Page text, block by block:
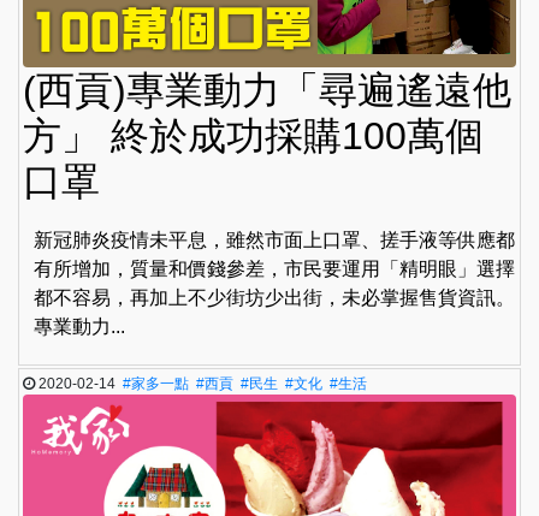
(西貢)專業動力「尋遍遙遠他
方」 終於成功採購100萬個
口罩
新冠肺炎疫情未平息，雖然市面上口罩、搓手液等供應都
有所增加，質量和價錢參差，市民要運用「精明眼」選擇
都不容易，再加上不少街坊少出街，未必掌握售貨資訊。
專業動力...
2020-02-14#家多一點 #西貢 #民生 #文化 #生活